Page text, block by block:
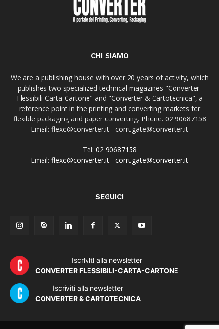
CHI SIAMO
We are a publishing house with over 20 years of activity, which
publishes two specialized technical magazines "Converter-
Flessibili-Carta-Cartone" and "Converter & Cartotecnica", a
reference point in the printing and converting markets for
flexible packaging and paper converting. Phone: 02 90687158
Email: flexo@converter.it - corrugate@converter.it
Tel: 02 90687158
Email: flexo@converter.it - corrugate@converter.it
SEGUICI
Iscriviti alla newsletter
CONVERTER FLESSIBILI-CARTA-CARTONE
Iscriviti alla newsletter
CONVERTER & CARTOTECNICA